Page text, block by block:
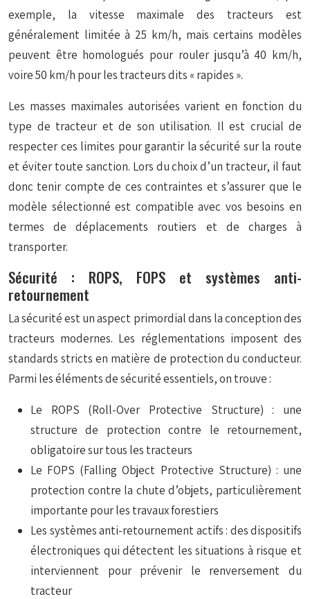
exemple, la vitesse maximale des tracteurs est
généralement limitée à 25 km/h, mais certains modèles
peuvent être homologués pour rouler jusqu’à 40 km/h,
voire 50 km/h pour les tracteurs dits « rapides ».
Les masses maximales autorisées varient en fonction du
type de tracteur et de son utilisation. Il est crucial de
respecter ces limites pour garantir la sécurité sur la route
et éviter toute sanction. Lors du choix d’un tracteur, il faut
donc tenir compte de ces contraintes et s’assurer que le
modèle sélectionné est compatible avec vos besoins en
termes de déplacements routiers et de charges à
transporter.
Sécurité : ROPS, FOPS et systèmes anti-
retournement
La sécurité est un aspect primordial dans la conception des
tracteurs modernes. Les réglementations imposent des
standards stricts en matière de protection du conducteur.
Parmi les éléments de sécurité essentiels, on trouve :
Le ROPS (Roll-Over Protective Structure) : une
structure de protection contre le retournement,
obligatoire sur tous les tracteurs
Le FOPS (Falling Object Protective Structure) : une
protection contre la chute d’objets, particulièrement
importante pour les travaux forestiers
Les systèmes anti-retournement actifs : des dispositifs
électroniques qui détectent les situations à risque et
interviennent pour prévenir le renversement du
tracteur